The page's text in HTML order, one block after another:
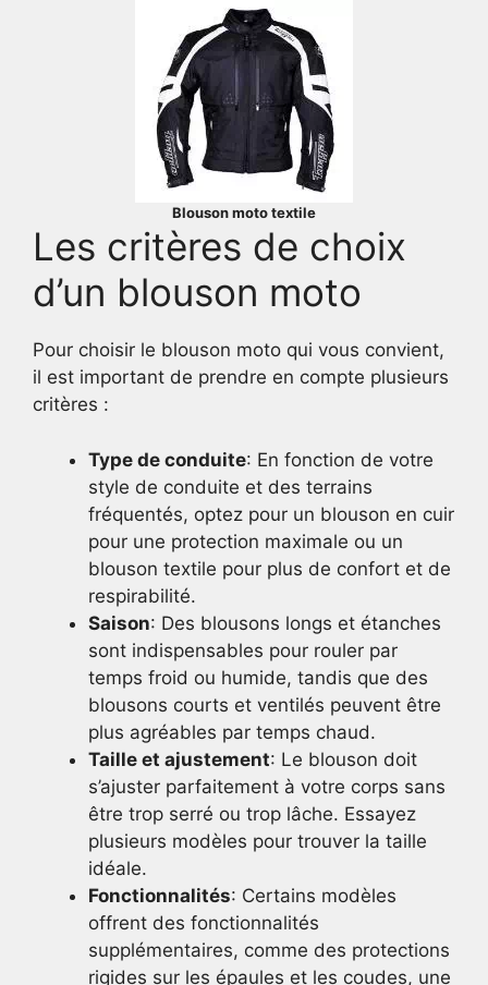
Blouson moto textile
Les critères de choix
d’un blouson moto
Pour choisir le blouson moto qui vous convient,
il est important de prendre en compte plusieurs
critères :
Type de conduite: En fonction de votre
style de conduite et des terrains
fréquentés, optez pour un blouson en cuir
pour une protection maximale ou un
blouson textile pour plus de confort et de
respirabilité.
Saison: Des blousons longs et étanches
sont indispensables pour rouler par
temps froid ou humide, tandis que des
blousons courts et ventilés peuvent être
plus agréables par temps chaud.
Taille et ajustement: Le blouson doit
s’ajuster parfaitement à votre corps sans
être trop serré ou trop lâche. Essayez
plusieurs modèles pour trouver la taille
idéale.
Fonctionnalités: Certains modèles
offrent des fonctionnalités
supplémentaires, comme des protections
rigides sur les épaules et les coudes, une